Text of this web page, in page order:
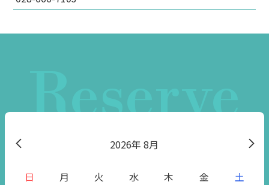
Reserve
2026 8月
日 月 火 水 木 金
土